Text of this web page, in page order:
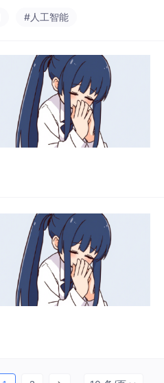
#人工智能